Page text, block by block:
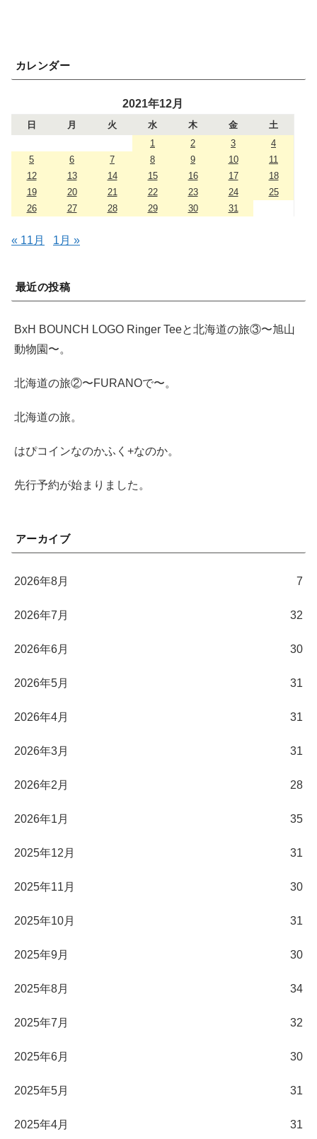
カレンダー
2021年12月
日 月 火 水 木 金
土
1
2 3
4
5
6 7 8 9 10
11
12
13 14 15 16 17
18
19
20 21 22 23 24
25
26
27 28 29 30 31
« 11月 1月 »
最近の投稿
BxH BOUNCH LOGO Ringer Teeと北海道の旅③〜旭山
動物園〜。
北海道の旅②〜FURANOで〜。
北海道の旅。
はぴコインなのかふく+なのか。
先行予約が始まりました。
アーカイブ
2026年8月 7
2026年7月 32
2026年6月 30
2026年5月 31
2026年4月 31
2026年3月 31
2026年2月 28
2026年1月 35
2025年12月 31
2025年11月 30
2025年10月 31
2025年9月 30
2025年8月 34
2025年7月 32
2025年6月 30
2025年5月 31
2025年4月 31